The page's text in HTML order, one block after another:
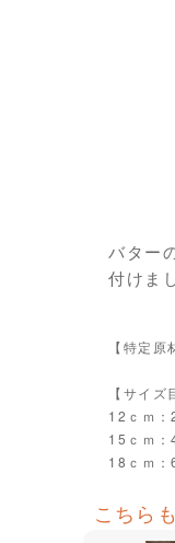
バター
付けま
【特定
【サイズ
12ｃｍ：
15ｃｍ：
18ｃｍ：
こちら